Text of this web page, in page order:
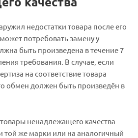
недостатки товара после его
потребовать замену у
быть произведена в течение 7
требования. В случае, если
на соответствие товара
обмен должен быть произведён в
ненадлежащего качества
той же марки или на аналогичный